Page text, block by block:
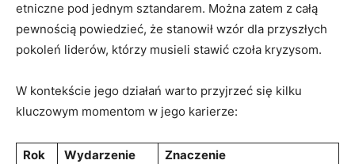
etniczne pod jednym sztandarem. ‌Można zatem z całą
pewnością powiedzieć, że⁢ stanowił wzór dla​ przyszłych
pokoleń liderów, ‍którzy‍ musieli stawić ​czoła kryzysom.
W kontekście jego działań ​warto przyjrzeć się kilku
kluczowym momentom w‌ jego karierze:
Rok Wydarzenie Znaczenie